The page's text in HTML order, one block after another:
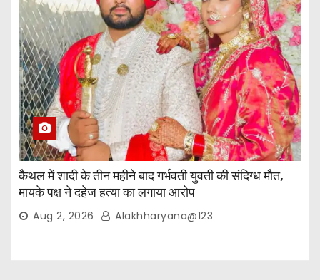
कैथल में शादी के तीन महीने बाद गर्भवती युवती की संदिग्ध मौत,
मायके पक्ष ने दहेज हत्या का लगाया आरोप
Aug 2, 2026 Alakhharyana@123